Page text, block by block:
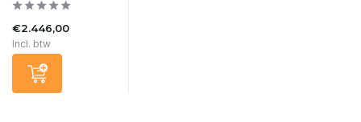
€2.446,00
Incl. btw